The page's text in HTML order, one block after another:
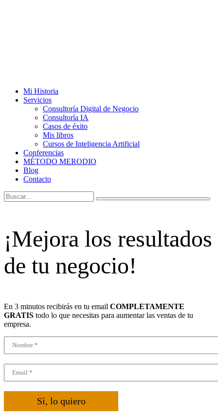
Mi Historia
Servicios
Consultoría Digital de Negocio
Consultoría IA
Casos de éxito
Mis libros
Cursos de Inteligencia Artificial
Conferencias
MÉTODO MERODIO
Blog
Contacto
¡Mejora los resultados
de tu negocio!
En 3 minutos recibirás en tu email COMPLETAMENTE
GRATIS todo lo que necesitas para aumentar las ventas de tu
empresa.
Sí, lo quiero